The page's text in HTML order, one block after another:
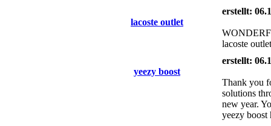
lacoste outlet
erstellt:
lacoste
yeezy boost
erstellt:
Thank you
solutions
new year.
yeezy